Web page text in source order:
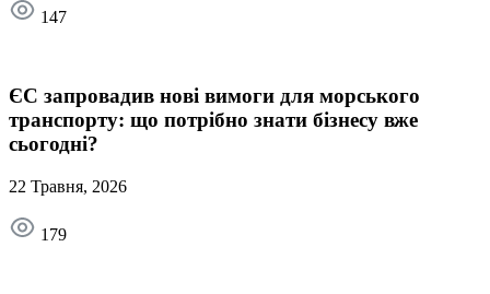
147
ЄС запровадив нові вимоги для морського
транспорту: що потрібно знати бізнесу вже
сьогодні?
22 Травня, 2026
179